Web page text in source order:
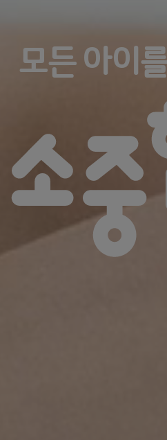
즐거운 속
모든 아이
다양한 구성